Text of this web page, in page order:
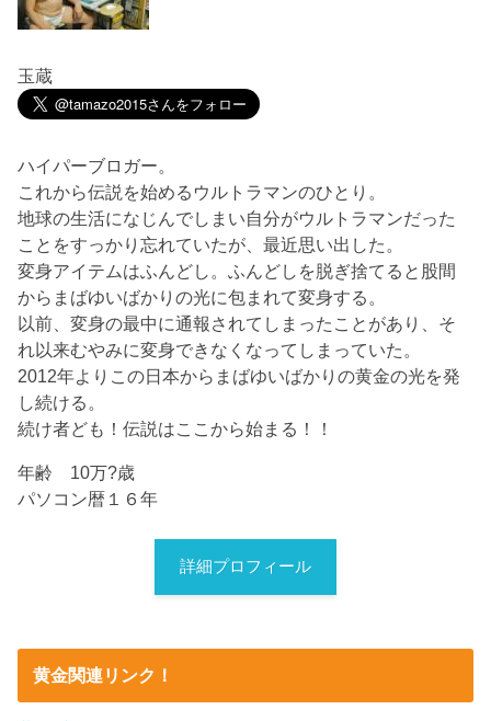
玉蔵
ハイパーブロガー。
これから伝説を始めるウルトラマンのひとり。
地球の生活になじんでしまい自分がウルトラマンだった
ことをすっかり忘れていたが、最近思い出した。
変身アイテムはふんどし。ふんどしを脱ぎ捨てると股間
からまばゆいばかりの光に包まれて変身する。
以前、変身の最中に通報されてしまったことがあり、そ
れ以来むやみに変身できなくなってしまっていた。
2012年よりこの日本からまばゆいばかりの黄金の光を発
し続ける。
続け者ども！伝説はここから始まる！！
年齢 10万?歳
パソコン暦１６年
詳細プロフィール
黄金関連リンク！